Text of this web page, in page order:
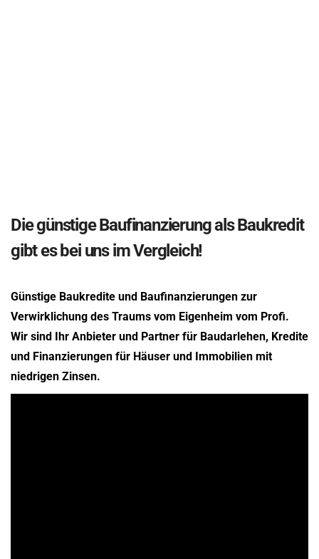
Die günstige Baufinanzierung als Baukredit
gibt es bei uns im Vergleich!
Günstige Baukredite und Baufinanzierungen zur
Verwirklichung des Traums vom Eigenheim vom Profi.
Wir sind Ihr Anbieter und Partner für Baudarlehen, Kredite
und Finanzierungen für Häuser und Immobilien mit
niedrigen Zinsen.